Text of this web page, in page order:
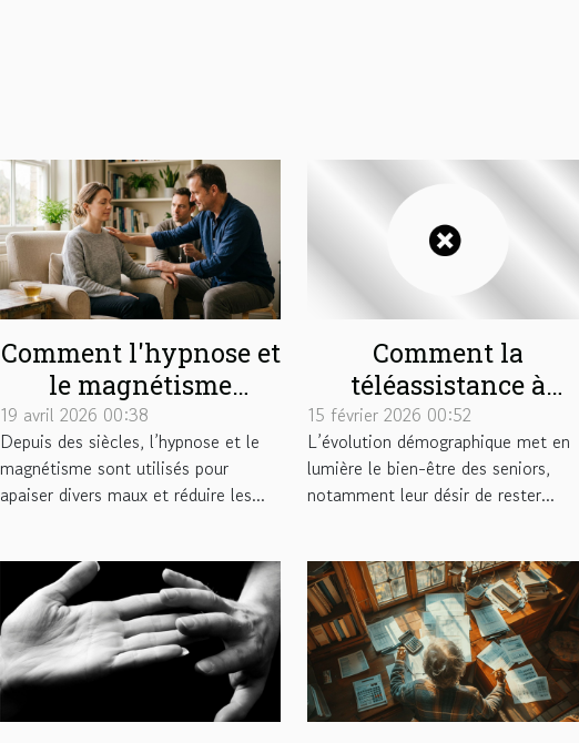
Comment l'hypnose et
le magnétisme
peuvent soulager vos
douleurs ?
19 avril 2026 00:38
Depuis des siècles, l’hypnose et le
magnétisme sont utilisés pour
apaiser divers maux et réduire les...
Comment la
téléassistance à
domicile renforce
l'autonomie des
seniors ?
15 février 2026 00:52
L’évolution démographique met en
lumière le bien-être des seniors,
notamment leur désir de rester...